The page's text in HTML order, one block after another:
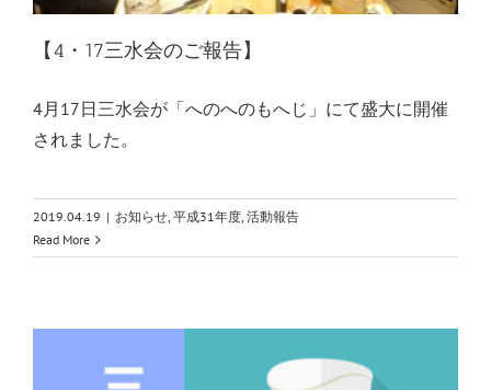
【4・17三水会のご報告】
4月17日三水会が「へのへのもへじ」にて盛大に開催
されました。
2019.04.19 | お知らせ, 平成31年度, 活動報告
Read More